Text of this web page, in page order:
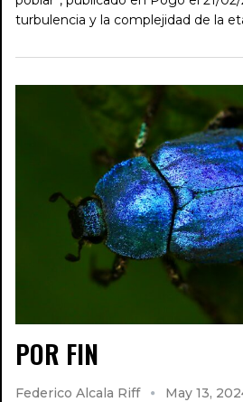
turbulencia y la complejidad de la
POR FIN
Federico Alcala Riff
May 13,